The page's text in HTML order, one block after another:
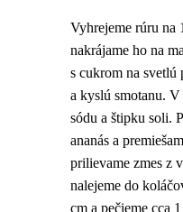
Vyhrejeme rúru na
nakrájame ho na
s cukrom na svetlú
a kyslú smotanu.
sódu a štipku soli.
ananás a
prilievame zmes z
nalejeme do
cm a pečieme cca